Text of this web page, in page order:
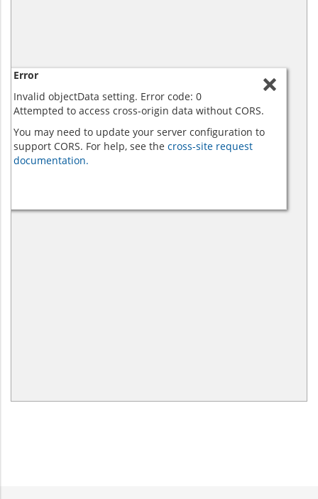
Error
Invalid objectData setting. Error code: 0
Attempted to access cross-origin data without CORS.
You may need to update your server configuration to
support CORS. For help, see the cross-site request
documentation.